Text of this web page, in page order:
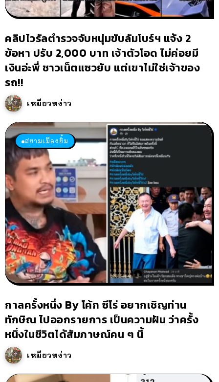
คลิปไวรัลตำรวจจับหนุ่มขับลัมโบร์ฯ แจ้ง 2
ข้อหา ปรับ 2,000 บาท เจ้าตัวโอด ไม่ค่อยมี
เงินอ่ะพี่ ชาวเน็ตแซวยับ แต่เขาไม่ใช่เจ้าของ
รถ!!
เหมียวหง่าว
สยามเมืองยิ้ม
กาลครั้งหนึ่ง By โค้ก ซีโร่ อยากเชิญท่าน
ทักษิณ ไปออกรายการ เป็นความฝัน ว่าครั้ง
หนึ่งในชีวิตได้สัมภาษณ์คน ๆ นี้
เหมียวหง่าว